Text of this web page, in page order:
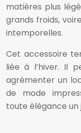
matières plus
grands froids,
intemporelles.
Cet accessoire
liée à l’hiver. Il
agrémenter un
de mode
toute élégance